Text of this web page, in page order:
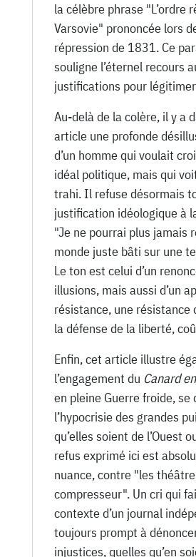
la célèbre phrase "L’ordre
Varsovie" prononcée lors
répression de 1831. Ce
souligne l’éternel recours
justifications pour légitimer
Au-delà de la colère, il y a
article une profonde
d’un homme qui voulait
idéal politique, mais qui
trahi. Il refuse désormais
justification idéologique à
"Je ne pourrai plus jamais
monde juste bâti sur une
Le ton est celui d’un
illusions, mais aussi d’un
résistance, une résistance
la défense de la liberté,
Enfin, cet article illustre
l’engagement du Canard
en pleine Guerre froide, se
l’hypocrisie des grandes
qu’elles soient de l’Ouest
refus exprimé ici est
nuance, contre "les
compresseur". Un cri qui
contexte d’un journal
toujours prompt à
injustices, quelles qu’en